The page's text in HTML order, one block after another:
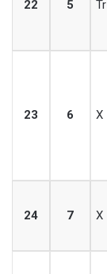
22 5 Tr
23 6 X
24 7 X